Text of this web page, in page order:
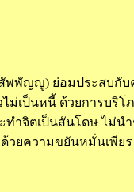
พัญญู) ย่อมประสบกับ
เป็นหนี้ ด้วยการบริโ
ำจิตเป็นสันโดษ ไม่น
วยความขยันหมั่นเพี